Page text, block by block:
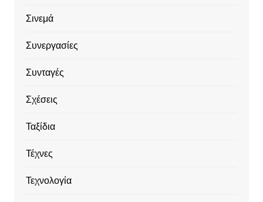
Σινεμά
Συνεργασίες
Συνταγές
Σχέσεις
Ταξίδια
Τέχνες
Τεχνολογία